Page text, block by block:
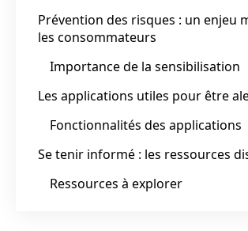
Prévention des risques : un enjeu
les consommateurs
Importance de la sensibilisation
Les applications utiles pour être
Fonctionnalités des applications
Se tenir informé : les ressources
Ressources à explorer